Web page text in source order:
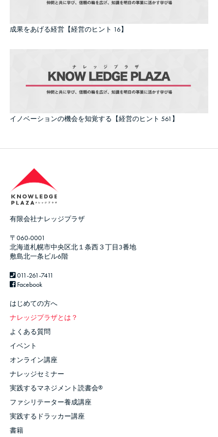
成果をあげる経営【経営のヒント 16】
イノベーションの機会を知覚する【経営のヒント 561】
有限会社ナレッジプラザ
〒060-0001
北海道札幌市中央区北１条西３丁目3番地
敷島北一条ビル6階
011-261-7411
Facebook
はじめての方へ
ナレッジプラザとは？
よくある質問
イベント
オンライン講座
ナレッジセミナー
実践するマネジメント読書会®
ファシリテーター養成講座
実践するドラッカー講座
書籍